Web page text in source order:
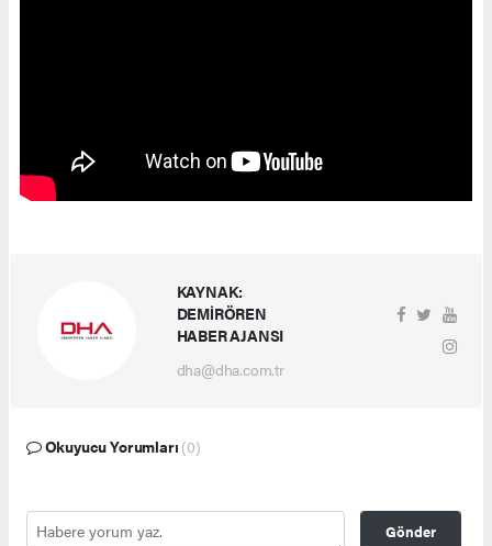
KAYNAK:
DEMİRÖREN
HABER AJANSI
dha@dha.com.tr
Okuyucu Yorumları (0)
Gönder